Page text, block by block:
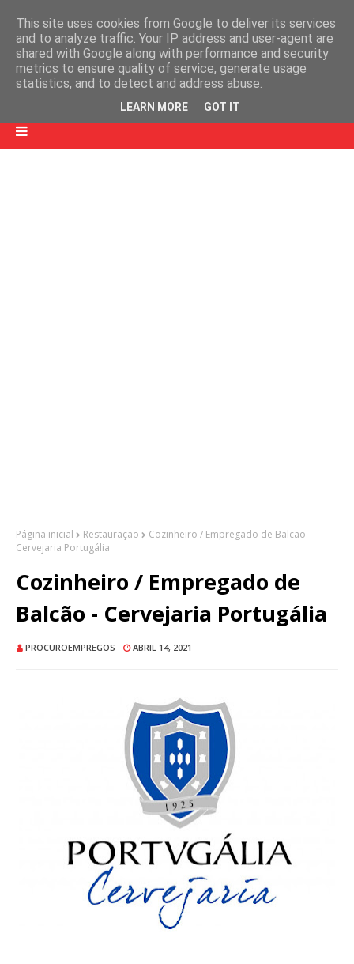
Página inicial Restauração
Cozinheiro / Empregado de Balcão -
Cervejaria Portugália
Cozinheiro / Empregado de
Balcão - Cervejaria Portugália
PROCUROEMPREGOS ABRIL 14, 2021
This site uses cookies from Google to deliver its services
and to analyze traffic. Your IP address and user-agent are
shared with Google along with performance and security
metrics to ensure quality of service, generate usage
statistics, and to detect and address abuse.
LEARN MORE GOT IT